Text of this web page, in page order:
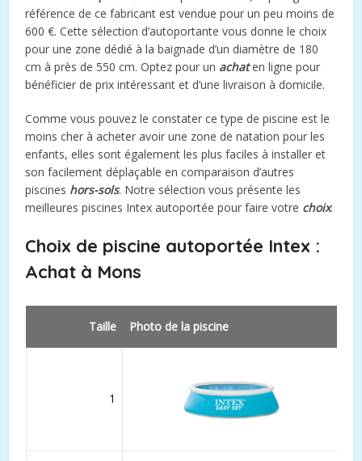
référence de ce fabricant est vendue pour un peu moins de
600 €. Cette sélection d’autoportante vous donne le choix
pour une zone dédié à la baignade d’un diamètre de 180
cm à près de 550 cm. Optez pour un achaten ligne pour
bénéficier de prix intéressant et d’une livraison à domicile.
Comme vous pouvez le constater ce type de piscine est le
moins cher à acheter avoir une zone de natation pour les
enfants, elles sont également les plus faciles à installer et
son facilement déplaçable en comparaison d’autres
piscines hors-sols. Notre sélection vous présente les
meilleures piscines Intex autoportée pour faire votre choix.
Choix de piscine autoportée Intex :
Achat à Mons
Taille Photo de la piscine
1